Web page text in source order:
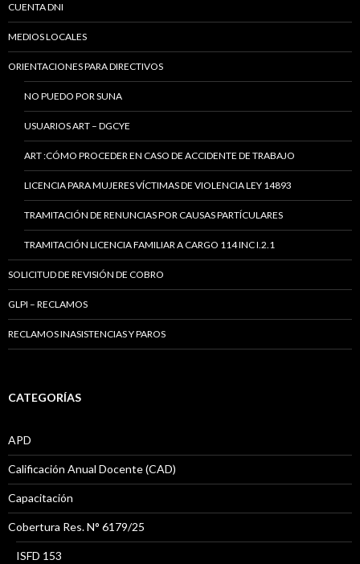
CUENTA DNI
MEDIOS LOCALES
ORIENTACIONES PARA DIRECTIVOS
NO PUEDO POR SUNA
USUARIOS ART – DGCYE
ART :CÓMO PROCEDER EN CASO DE ACCIDENTE DE TRABAJO
LICENCIA PARA MUJERES VÍCTIMAS DE VIOLENCIA LEY 14893
TRAMITACIÓN DE RENUNCIAS POR CAUSAS PARTÍCULARES
TRAMITACIÓN LICENCIA FAMILIAR A CARGO 114 INC I.2.1
SOLICITUD DE REVISIÓN DE COBRO
GLPI – RECLAMOS
RECLAMOS INASISTENCIAS Y PAROS
CATEGORÍAS
APD
Calificación Anual Docente (CAD)
Capacitación
Cobertura Res. N° 6179/25
ISFD 153